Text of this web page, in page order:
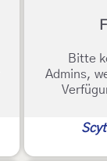
Bitte
Admins,